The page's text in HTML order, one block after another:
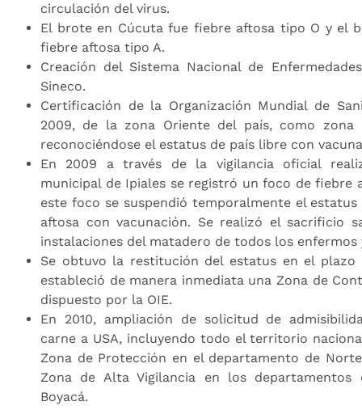
circulación del virus.
El brote en Cúcuta fue fiebre aftosa tipo O y el
fiebre aftosa tipo A.
Creación del Sistema Nacional de
Sineco.
Certificación de la Organización Mundial de
2009, de la zona Oriente del país, como zona
reconociéndose el estatus de país libre con
En 2009 a través de la vigilancia oficial
municipal de Ipiales se registró un foco de fiebre
este foco se suspendió temporalmente el
aftosa con vacunación. Se realizó el sacrificio
instalaciones del matadero de todos los enfermos
Se obtuvo la restitución del estatus en el plazo
estableció de manera inmediata una Zona de
dispuesto por la OIE.
En 2010, ampliación de solicitud de
carne a USA, incluyendo todo el territorio
Zona de Protección en el departamento de
Zona de Alta Vigilancia en los departamentos
Boyacá.